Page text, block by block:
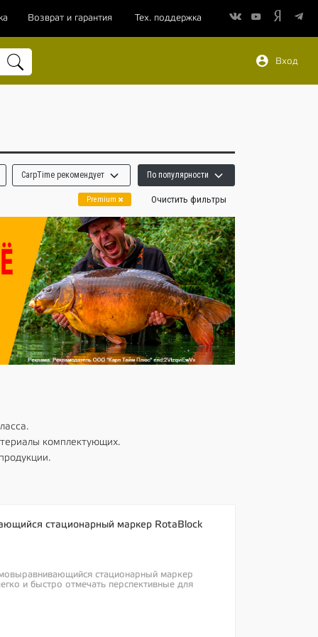
Возврат и гарантия Тех. поддержка
Вход
CarpTime рекомендует По популярности
Premium Очистить фильтры
комплектующих.
стационарный маркер RotaBlock
стационарный маркер
и быстро отмечать перспективные для